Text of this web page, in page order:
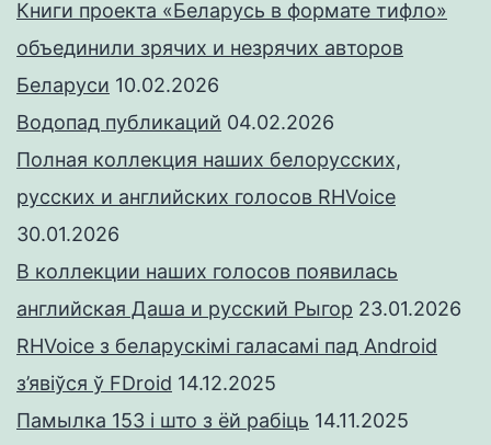
Книги проекта «Беларусь в формате тифло»
объединили зрячих и незрячих авторов
Беларуси 10.02.2026
Водопад публикаций 04.02.2026
Полная коллекция наших белорусских,
русских и английских голосов RHVoice
30.01.2026
В коллекции наших голосов появилась
английская Даша и русский Рыгор 23.01.2026
RHVoice з беларускімі галасамі пад Android
з’явіўся ў FDroid 14.12.2025
Памылка 153 і што з ёй рабіць 14.11.2025